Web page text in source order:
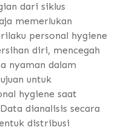
dari siklus
memerlukan
personal hygiene
diri, mencegah
nyaman dalam
untuk
hygiene saat
dianalisis secara
distribusi